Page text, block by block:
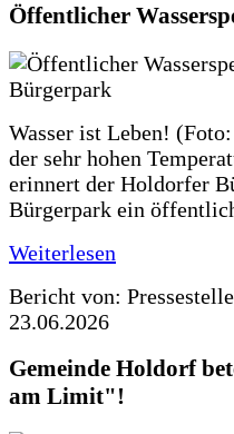
Öffentlicher
Wasser ist Leben!
der sehr hohen
erinnert der Holdorfer
Bürgerpark ein
Weiterlesen
Bericht von:
23.06.2026
Gemeinde Holdorf
am Limit"!